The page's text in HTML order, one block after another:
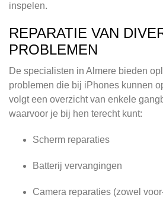
inspelen.
REPARATIE VAN
PROBLEMEN
De specialisten in Almere bieden
problemen die bij iPhones kunnen
volgt een overzicht van enkele
waarvoor je bij hen terecht kunt:
Scherm reparaties
Batterij vervangingen
Camera reparaties (zowel